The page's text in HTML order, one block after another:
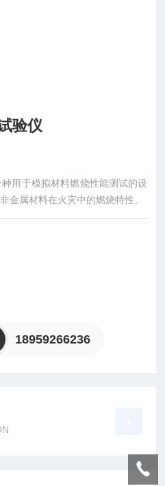
验仪
用于模拟材料燃烧性能测试的设
金属材料在火灾中的燃烧特性。
18959266236